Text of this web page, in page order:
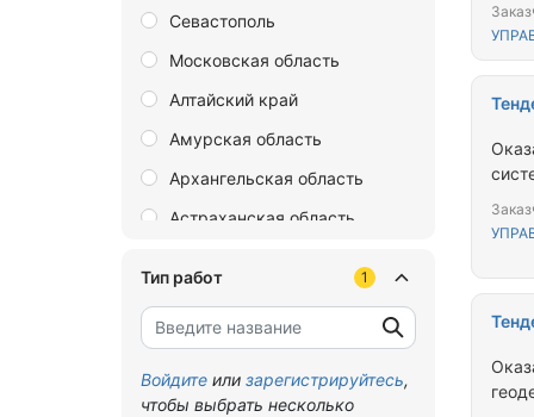
Севастополь
Московская область
Алтайский край
Амурская область
Архангельская область
Астраханская область
Брянская область
Владимирская область
Тип работ 1
Войдите или зарегистрируйтесь,
чтобы выбрать несколько